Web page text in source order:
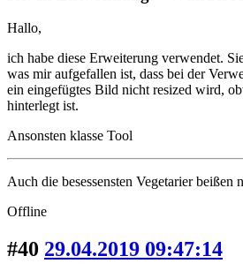
Hallo,
ich habe diese Erweiterung verwendet.
was mir aufgefallen ist, dass bei der
ein eingefügtes Bild nicht resized wird,
hinterlegt ist.
Ansonsten klasse Tool
Auch die besessensten Vegetarier beißen
Offline
#40 29.04.2019 09:47:14